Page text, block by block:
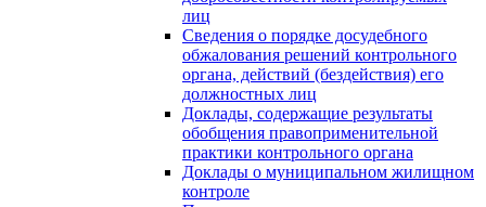
лиц
Сведения о порядке досудебного
обжалования решений контрольного
органа, действий (бездействия) его
должностных лиц
Доклады, содержащие результаты
обобщения правоприменительной
практики контрольного органа
Доклады о муниципальном жилищном
контроле